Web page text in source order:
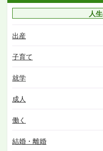
人
出産
子育て
就学
成人
働く
結婚・離婚